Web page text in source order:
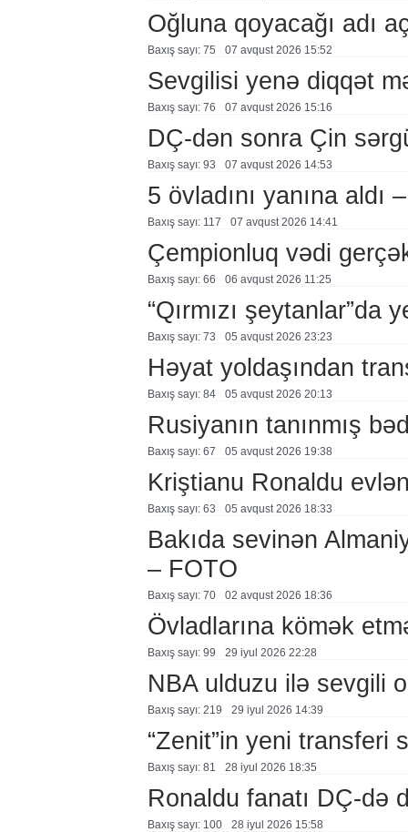
Oğluna qoyacağı adı
Baxış sayı: 75 07 avqust 2026 15:52
Sevgilisi yenə diqqət
Baxış sayı: 76 07 avqust 2026 15:16
DÇ-dən sonra Çin
Baxış sayı: 93 07 avqust 2026 14:53
5 övladını yanına aldı
Baxış sayı: 117 07 avqust 2026 14:41
Çempionluq vədi
Baxış sayı: 66 06 avqust 2026 11:25
“Qırmızı şeytanlar”da
Baxış sayı: 73 05 avqust 2026 23:23
Həyat yoldaşından
Baxış sayı: 84 05 avqust 2026 20:13
Rusiyanın tanınmış
Baxış sayı: 67 05 avqust 2026 19:38
Kriştianu Ronaldu
Baxış sayı: 63 05 avqust 2026 18:33
Bakıda sevinən
– FOTO
Baxış sayı: 70 02 avqust 2026 18:36
Övladlarına kömək
Baxış sayı: 99 29 i̇yul 2026 22:28
NBA ulduzu ilə sevgili
Baxış sayı: 219 29 i̇yul 2026 14:39
“Zenit”in yeni transferi
Baxış sayı: 81 28 i̇yul 2026 18:35
Ronaldu fanatı DÇ-də
Baxış sayı: 100 28 i̇yul 2026 15:58